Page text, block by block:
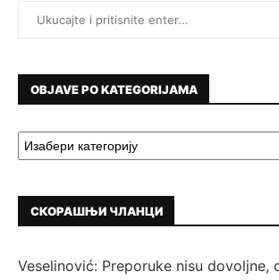
OBJAVE PO KATEGORIJAMA
СКОРАШЊИ ЧЛАНЦИ
Veselinović: Preporuke nisu dovoljne,